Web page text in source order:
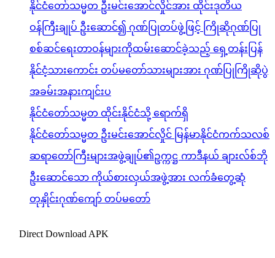
နိုင်ငံတော်သမ္မတ ဦးမင်းအောင်လှိုင်အား ထိုင်းဒုတိယ
ဝန်ကြီးချုပ် ဦးဆောင်၍ ဂုဏ်ပြုတပ်ဖွဲ့ဖြင့် ကြိုဆိုဂုဏ်ပြု
စစ်ဆင်ရေးတာဝန်များကိုထမ်းဆောင်ခဲ့သည့် ရှေ့တန်းပြန်
နိုင်ငံ့သားကောင်း တပ်မတော်သားများအား ဂုဏ်ပြုကြိုဆိုပွဲ
အခမ်းအနားကျင်းပ
နိုင်ငံတော်သမ္မတ ထိုင်းနိုင်ငံသို့ ရောက်ရှိ
နိုင်ငံတော်သမ္မတ ဦးမင်းအောင်လှိုင် မြန်မာနိုင်ငံကက်သလစ်
ဆရာတော်ကြီးများအဖွဲ့ချုပ်၏ဥက္ကဋ္ဌ ကာဒီနယ် ချားလ်စ်ဘို
ဦးဆောင်သော ကိုယ်စားလှယ်အဖွဲ့အား လက်ခံတွေ့ဆုံ
တုနှိုင်းဂုဏ်ကျော် တပ်မတော်
Direct Download APK